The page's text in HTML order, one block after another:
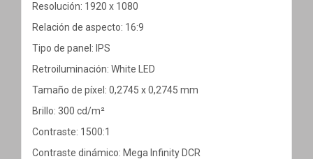
Resolución: 1920 x 1080
Relación de aspecto: 16:9
Tipo de panel: IPS
Retroiluminación: White LED
Tamaño de píxel: 0,2745 x 0,2745 mm
Brillo: 300 cd/m²
Contraste: 1500:1
Contraste dinámico: Mega Infinity DCR